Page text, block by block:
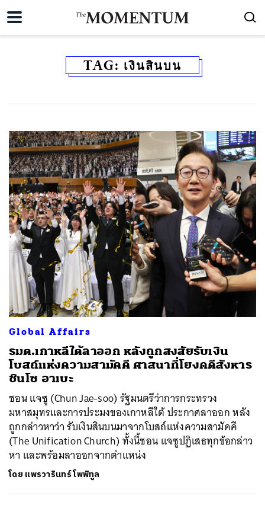
TAG: เงินสินบน
Global Affairs
รมต.เกาหลีใต้ลาออก หลังถูกสงสัยรับเงิน
โบสถ์แห่งความสามัคคี ศาสนาที่โยงคดีสังหาร
ชินโซ อาเบะ
ชอน แจซู (Chun Jae-soo) รัฐมนตรีว่าการกระทรวง
มหาสมุทรและการประมงของเกาหลีใต้ ประกาศลาออก หลัง
ถูกกล่าวหาว่า รับเงินสินบนมาจากโบสถ์แห่งความสามัคคี
(The Unification Church) ทั้งนี้ชอน แจซูปฏิเสธทุกข้อกล่าว
หา และพร้อมลาออกจากตำแหน่ง
โดย แพรวารินทร์ โพพิทูล
ค้นหา
SHARE